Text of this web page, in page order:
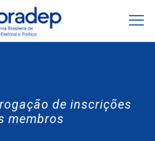
de inscrições
membros